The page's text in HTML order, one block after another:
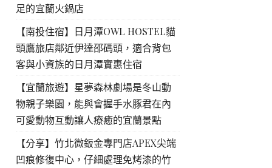
足的宜蘭火鍋店
【南投住宿】日月潭OWL HOSTEL貓
頭鷹旅店鄰近伊達邵碼頭，適合背包
客與小資族的日月潭實惠住宿
【宜蘭旅遊】星夢森林劇場是冬山動
物親子樂園，能與會握手水豚君在內
可愛動物互動讓人療癒的宜蘭景點
【分享】竹北微鈑金專門店APEX尖端
凹痕修復中心，仔細處理免烤漆的竹